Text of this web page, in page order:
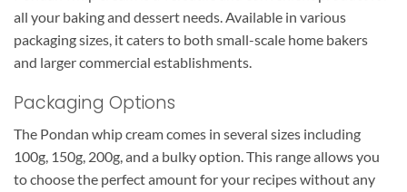
all your baking and dessert needs. Available in various
packaging sizes, it caters to both small-scale home bakers
and larger commercial establishments.
Packaging Options
The Pondan whip cream comes in several sizes including
100g, 150g, 200g, and a bulky option. This range allows you
to choose the perfect amount for your recipes without any